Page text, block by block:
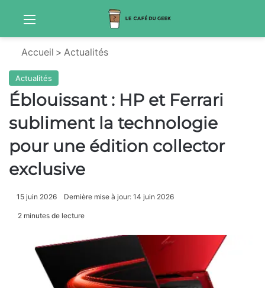
Menu
Accueil > Actualités
Actualités
Éblouissant : HP et Ferrari
subliment la technologie
pour une édition collector
exclusive
15 juin 2026 Dernière mise à jour: 14 juin 2026
2 minutes de lecture